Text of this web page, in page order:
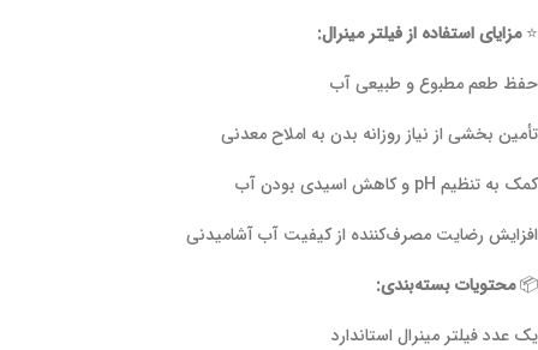
⭐مزایای استفاده از فیلتر مینرال:
حفظ طعم مطبوع و طبیعی آب
تأمین بخشی از نیاز روزانه بدن به املاح معدنی
کمک به تنظیم pH و کاهش اسیدی بودن آب
افزایش رضایت مصرف‌کننده از کیفیت آب آشامیدنی
📦محتویات بسته‌بندی:
یک عدد فیلتر مینرال استاندارد